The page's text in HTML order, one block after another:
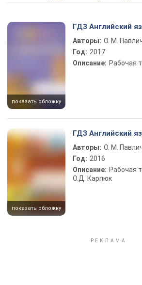
Play
показать обложку
ГДЗ Английский
Авторы: О. М.
Год: 2017
Описание: Рабочая
показать обложку
ГДЗ Английский
Авторы: О. М.
Год: 2016
Описание: Рабочая
О.Д. Карпюк